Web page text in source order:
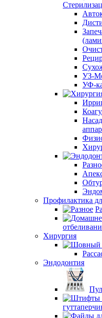
УЗ-
УФ-
Профилактика
Хирургия
Эндодонтия